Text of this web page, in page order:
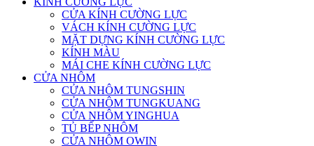
CỬA KÍNH CƯỜNG LỰC
VÁCH KÍNH CƯỜNG LỰC
MẶT DỰNG KÍNH CƯỜNG LỰC
KÍNH MÀU
MÁI CHE KÍNH CƯỜNG LỰC
CỬA NHÔM
CỬA NHÔM TUNGSHIN
CỬA NHÔM TUNGKUANG
CỬA NHÔM YINGHUA
TỦ BẾP NHÔM
CỬA NHÔM OWIN